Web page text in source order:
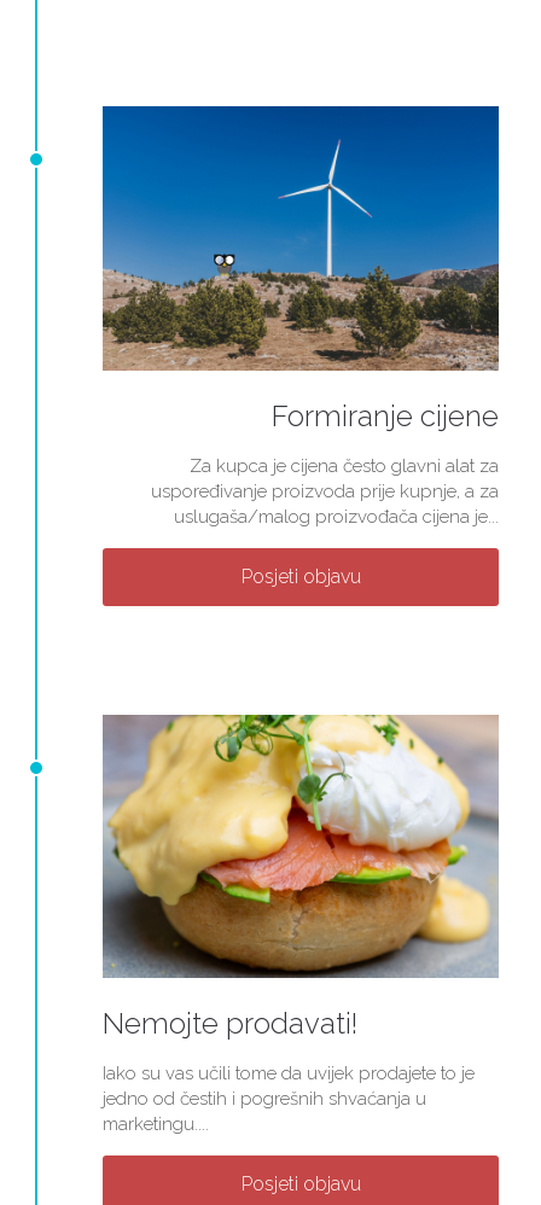
Formiranje cijene
Za kupca je cijena često glavni alat za
uspoređivanje proizvoda prije kupnje, a za
uslugaša/malog proizvođača cijena je...
Posjeti objavu
Nemojte prodavati!
Iako su vas učili tome da uvijek prodajete to je
jedno od čestih i pogrešnih shvaćanja u
marketingu....
Posjeti objavu